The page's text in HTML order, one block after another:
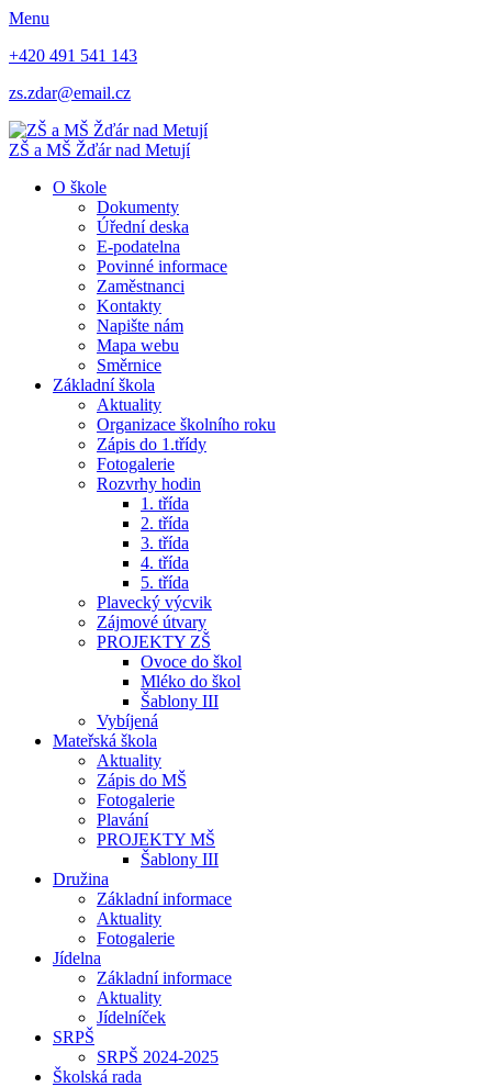
Menu
+420 491 541 143
zs.zdar@email.cz
ZŠ a MŠ Žďár nad Metují
O škole
Dokumenty
Úřední deska
E-podatelna
Povinné informace
Zaměstnanci
Kontakty
Napište nám
Mapa webu
Směrnice
Základní škola
Aktuality
Organizace školního roku
Zápis do 1.třídy
Fotogalerie
Rozvrhy hodin
1. třída
2. třída
3. třída
4. třída
5. třída
Plavecký výcvik
Zájmové útvary
PROJEKTY ZŠ
Ovoce do škol
Mléko do škol
Šablony III
Vybíjená
Mateřská škola
Aktuality
Zápis do MŠ
Fotogalerie
Plavání
PROJEKTY MŠ
Šablony III
Družina
Základní informace
Aktuality
Fotogalerie
Jídelna
Základní informace
Aktuality
Jídelníček
SRPŠ
SRPŠ 2024-2025
Školská rada